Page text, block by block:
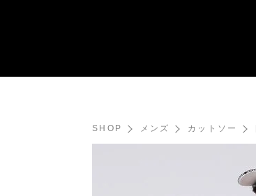
SHOP メンズ カットソー